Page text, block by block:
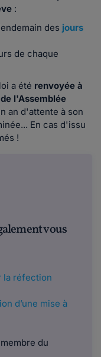
:
des jours
de chaque
a été renvoyée à
l'Assemblée
an d'attente à son
En cas d'issu
!
vous
la réfection
d’une mise à
du